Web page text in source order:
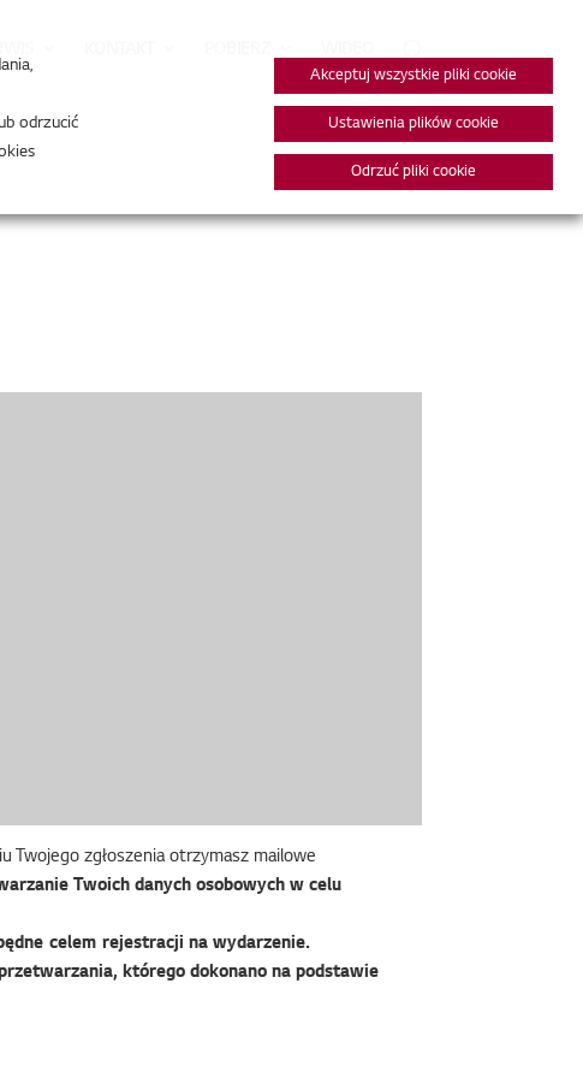
Twojego zgłoszenia otrzymasz mailowe
Twoich danych osobowych w celu
celem rejestracji na wydarzenie.
którego dokonano na podstawie
odrzucić
Akceptuj wszystkie pliki cookie
Ustawienia plików cookie
Odrzuć pliki cookie